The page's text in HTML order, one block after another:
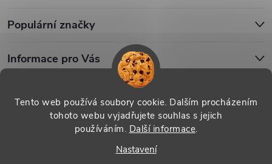
Tento web používá soubory cookie. Dalším procházením
tohoto webu vyjadřujete souhlas s jejich
používáním. Další informace.
Nastavení
Populární značky
Informace pro Vás
Copyright 2026 . Všechna práva vyhrazena.
nastavení cookies